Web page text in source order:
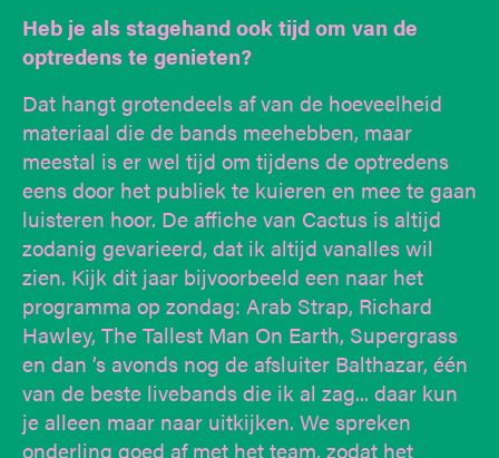
Heb je als stagehand ook tijd om van de
optredens te genieten?
Dat hangt grotendeels af van de hoeveelheid
materiaal die de bands meehebben, maar
meestal is er wel tijd om tijdens de optredens
eens door het publiek te kuieren en mee te gaan
luisteren hoor. De affiche van Cactus is altijd
zodanig gevarieerd, dat ik altijd vanalles wil
zien. Kijk dit jaar bijvoorbeeld een naar het
programma op zondag: Arab Strap, Richard
Hawley, The Tallest Man On Earth, Supergrass
en dan ’s avonds nog de afsluiter Balthazar, één
van de beste livebands die ik al zag... daar kun
je alleen maar naar uitkijken. We spreken
onderling goed af met het team, zodat het